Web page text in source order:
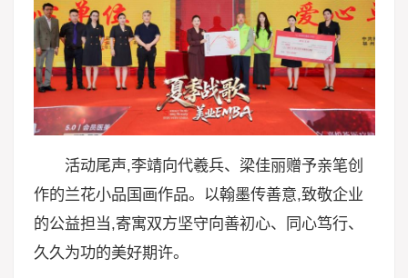
活动尾声,李靖向代羲兵、梁佳丽赠予亲笔创
作的兰花小品国画作品。以翰墨传善意,致敬企业
的公益担当,寄寓双方坚守向善初心、同心笃行、
久久为功的美好期许。